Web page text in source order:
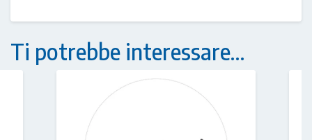
Ti potrebbe interessare…